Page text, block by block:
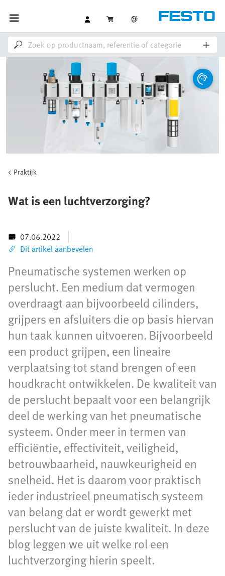
Praktijk
Wat is een luchtverzorging?
07.06.2022
Dit artikel aanbevelen
Pneumatische systemen werken op
perslucht. Een medium dat vermogen
overdraagt aan bijvoorbeeld cilinders,
grijpers en afsluiters die op basis hiervan
hun taak kunnen uitvoeren. Bijvoorbeeld
een product grijpen, een lineaire
verplaatsing tot stand brengen of een
houdkracht ontwikkelen. De kwaliteit van
de perslucht bepaalt voor een belangrijk
deel de werking van het pneumatische
systeem. Onder meer in termen van
efficiëntie, effectiviteit, veiligheid,
betrouwbaarheid, nauwkeurigheid en
snelheid. Het is daarom voor praktisch
ieder industrieel pneumatisch systeem
van belang dat er wordt gewerkt met
perslucht van de juiste kwaliteit. In deze
blog leggen we uit welke rol een
luchtverzorging hierin speelt.